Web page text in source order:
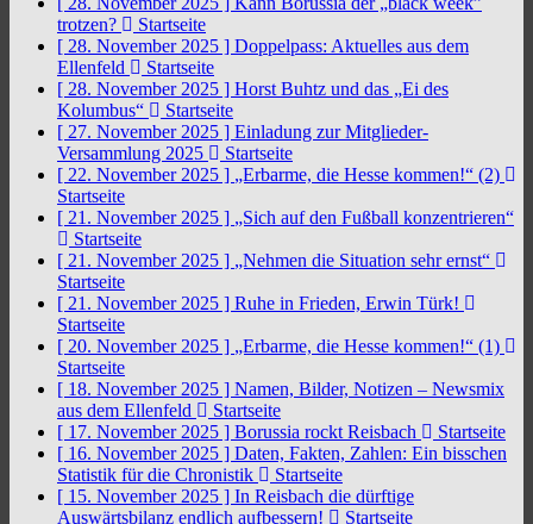
trotzen?
Startseite
[ 28. November 2025 ] Doppelpass: Aktuelles aus dem
Ellenfeld
Startseite
[ 28. November 2025 ] Horst Buhtz und das „Ei des
Kolumbus“
Startseite
[ 27. November 2025 ] Einladung zur Mitglieder-
Versammlung 2025
Startseite
[ 22. November 2025 ] „Erbarme, die Hesse kommen!“ (2)
Startseite
[ 21. November 2025 ] „Sich auf den Fußball konzentrieren“
Startseite
[ 21. November 2025 ] „Nehmen die Situation sehr ernst“
Startseite
[ 21. November 2025 ] Ruhe in Frieden, Erwin Türk!
Startseite
[ 20. November 2025 ] „Erbarme, die Hesse kommen!“ (1)
Startseite
[ 18. November 2025 ] Namen, Bilder, Notizen – Newsmix
aus dem Ellenfeld
Startseite
[ 17. November 2025 ] Borussia rockt Reisbach
Startseite
[ 16. November 2025 ] Daten, Fakten, Zahlen: Ein bisschen
Statistik für die Chronistik
Startseite
[ 15. November 2025 ] In Reisbach die dürftige
Auswärtsbilanz endlich aufbessern!
Startseite